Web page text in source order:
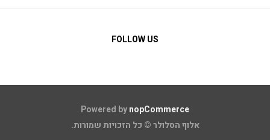
FOLLOW US
Powered bynopCommerce
אלוף הסלולר © כל הזכויות שמורות.